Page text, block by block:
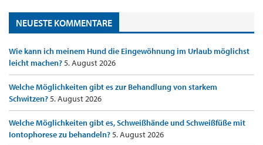
NEUESTE KOMMENTARE
Wie kann ich meinem Hund die Eingewöhnung im Urlaub möglichst
leicht machen?5. August 2026
Welche Möglichkeiten gibt es zur Behandlung von starkem
Schwitzen?5. August 2026
Welche Möglichkeiten gibt es, Schweißhände und Schweißfüße mit
Iontophorese zu behandeln?5. August 2026